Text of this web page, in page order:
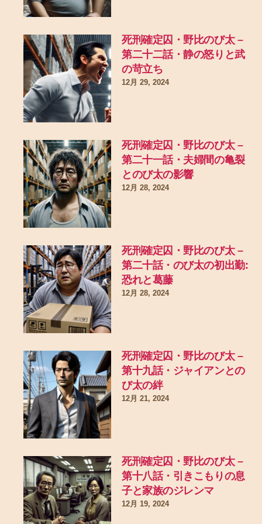
死刑確定囚・野比のび太 –
第二十二話・静の怒りと武
の苛立ち
12月 29, 2024
死刑確定囚・野比のび太 –
第二十一話・夫婦間の亀裂
とのび太の影響
12月 28, 2024
死刑確定囚・野比のび太 –
第二十話・のび太の初出勤:
恐れと葛藤
12月 28, 2024
死刑確定囚・野比のび太 –
第十九話・ジャイアンとの
び太の絆
12月 21, 2024
死刑確定囚・野比のび太 –
第十八話・引きこもりの息
子と家族のジレンマ
12月 19, 2024